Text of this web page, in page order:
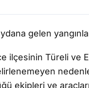
gelen
ilçesinin Türeli ve
nedenle
ekipleri ve